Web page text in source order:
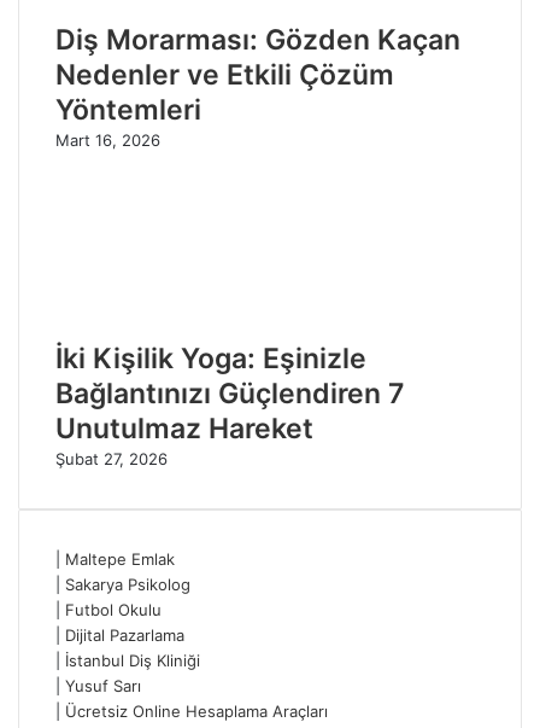
Diş Morarması: Gözden Kaçan
Nedenler ve Etkili Çözüm
Yöntemleri
Mart 16, 2026
İki Kişilik Yoga: Eşinizle
Bağlantınızı Güçlendiren 7
Unutulmaz Hareket
Şubat 27, 2026
Maltepe Emlak
Sakarya Psikolog
Futbol Okulu
Dijital Pazarlama
İstanbul Diş Kliniği
Yusuf Sarı
Ücretsiz Online Hesaplama Araçları